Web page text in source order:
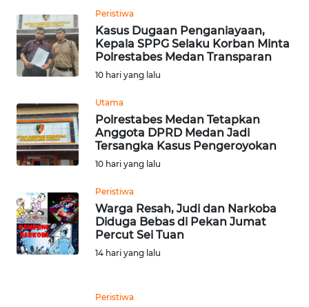
Peristiwa
Kasus Dugaan Penganiayaan,
Kepala SPPG Selaku Korban Minta
Polrestabes Medan Transparan
10 hari yang lalu
Utama
Polrestabes Medan Tetapkan
Anggota DPRD Medan Jadi
Tersangka Kasus Pengeroyokan
10 hari yang lalu
Peristiwa
Warga Resah, Judi dan Narkoba
Diduga Bebas di Pekan Jumat
Percut Sei Tuan
14 hari yang lalu
Peristiwa
WN
PAPUA
WN
PAPUA
WN
RIAU
SERAMBI
WN
JAMBI